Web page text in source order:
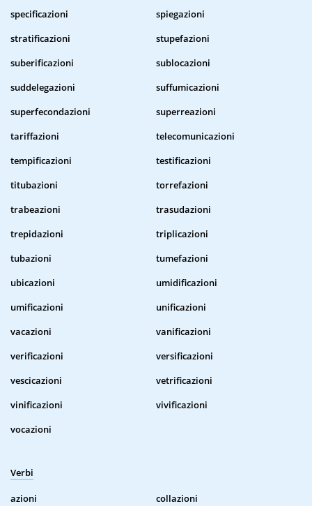
specificazioni
spiegazioni
stratificazioni
stupefazioni
suberificazioni
sublocazioni
suddelegazioni
suffumicazioni
superfecondazioni
superreazioni
tariffazioni
telecomunicazioni
tempificazioni
testificazioni
titubazioni
torrefazioni
trabeazioni
trasudazioni
trepidazioni
triplicazioni
tubazioni
tumefazioni
ubicazioni
umidificazioni
umificazioni
unificazioni
vacazioni
vanificazioni
verificazioni
versificazioni
vescicazioni
vetrificazioni
vinificazioni
vivificazioni
vocazioni
Verbi
azioni
collazioni